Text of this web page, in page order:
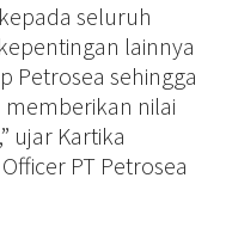
seluruh
lainnya
Petrosea sehingga
nilai
ujar Kartika
PT Petrosea